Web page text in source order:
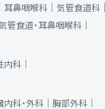
耳鼻咽喉科｜ 気管食道科｜
管食道・耳鼻咽喉科｜
内科｜
内科・外科｜ 胸部外科｜